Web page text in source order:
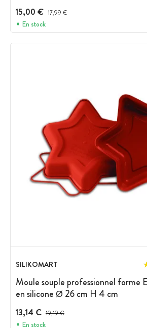
15,00 € Prix avant réduction :
17,99 €
En stock
SILIKOMART
Moule souple professionnel forme
en silicone Ø 26 cm H 4 cm
13,14 € Prix avant réduction :
19,19 €
En stock